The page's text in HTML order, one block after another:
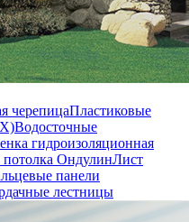
черепицаПластиковые
Водосточные
гидроизоляционная
ОндулинЛист
панели
лестницы